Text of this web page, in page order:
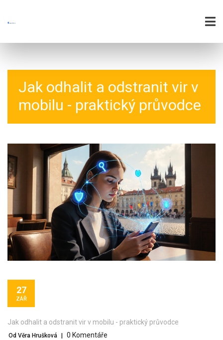
Jak odhalit a odstranit vir v
mobilu - praktický průvodce
27
ZÁŘ
Jak odhalit a odstranit vir v mobilu - praktický průvodce
Od Věra Hrušková 0 Komentáře